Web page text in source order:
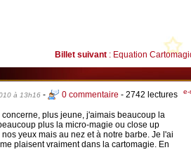
Billet suivant : Equation
e-
à 13h16 - 0 commentaire - 2742 lectures
plus jeune, j'aimais beaucoup la
plus la micro-magie ou close up
yeux mais au nez et à notre barbe. Je l'ai
plaisent vraiment dans la cartomagie. En